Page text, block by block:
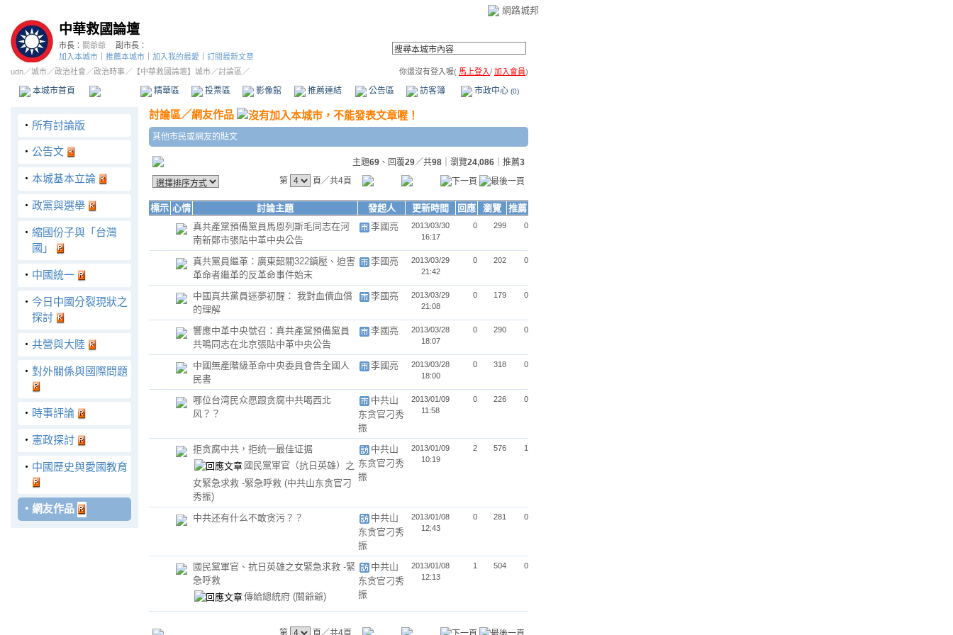
網路城邦
中華救國論壇
市長： 關爺爺
副市長：
加入本城市
推薦本城市 加入我的最愛
訂閱最新文章
udn／城市／政治社會 ／政治時事／ 【中華救國論壇】城市／討論區／ 你還沒有登入喔( 馬上登入/ 加入會員)
本城市首頁 精華區 投票區 影像館 推薦連結 公告區 訪客簿 市政中心 (0)
‧ 所有討論版
‧ 公告文
‧ 本城基本立論
‧ 政黨與選舉
‧ 縮國份子與「台灣
國」
‧ 中國統一
‧ 今日中國分裂現狀之
探討
‧ 共營與大陸
‧ 對外關係與國際問題
‧ 時事評論
‧ 憲政探討
‧ 中國歷史與愛國教育
‧ 網友作品
討論區／網友作品
其他市民或網友的貼文
主題69 、回覆29／共98 ｜瀏覽24,086 ｜推薦3
第
頁／共4頁
標示 心情 討論主題 發起人 更新時間 回應 瀏覽
推薦
真共產黨預備黨員馬恩列斯毛同志在河
南新鄭市張貼中革中央公告
李國亮
2013/03/30
16:17
0 299 0
真共黨員繼革：廣東韶關322鎮壓、迫害
革命者繼革的反革命事件始末
李國亮
2013/03/29
21:42
0 202 0
中國真共黨員迷夢初醒： 我對血債血償
的理解
李國亮
2013/03/29
21:08
0 179 0
響應中革中央號召：真共產黨預備黨員
共鳴同志在北京張貼中革中央公告
李國亮
2013/03/28
18:07
0 290 0
中國無產階級革命中央委員會告全國人
民書
李國亮
2013/03/28
18:00
0 318 0
哪位台湾民众愿跟贪腐中共喝西北
风？？
中共山
东贪官刁秀
振
2013/01/09
11:58
0 226 0
拒贪腐中共，拒统一最佳证据
國民黨軍官（抗日英雄）之
女緊急求救 -緊急呼救 (中共山东贪官刁
秀振)
中共山
东贪官刁秀
振
2013/01/09
10:19
2 576 1
中共还有什么不敢贪污？？
中共山
东贪官刁秀
振
2013/01/08
12:43
0 281 0
國民黨軍官、抗日英雄之女緊急求救 -緊
急呼救
傳給總統府 (關爺爺)
中共山
东贪官刁秀
振
2013/01/08
12:13
1 504 0
第 頁／共4頁